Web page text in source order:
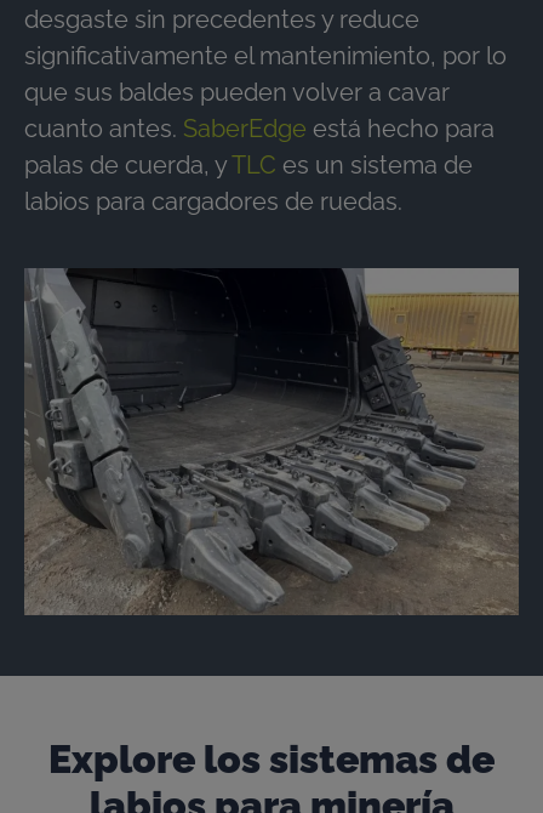
desgaste sin precedentes y reduce
significativamente el mantenimiento, por lo
que sus baldes pueden volver a cavar
cuanto antes. SaberEdge está hecho para
palas de cuerda, yTLC es un sistema de
labios para cargadores de ruedas.
Explore los sistemas de